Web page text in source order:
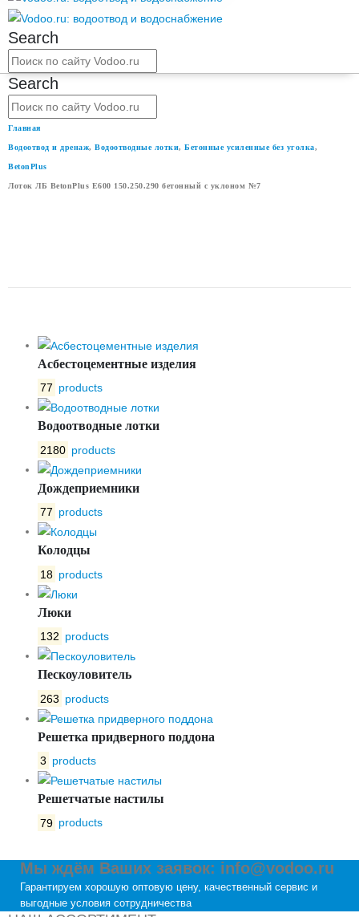
Search
Search
Главная
Водоотвод и дренаж, Водоотводные лотки, Бетонные усиленные без уголка,
BetonPlus
Лоток ЛБ BetonPlus Е600 150.250.290 бетонный с уклоном №7
Асбестоцементные изделия
77 products
Водоотводные лотки
2180 products
Дождеприемники
77 products
Колодцы
18 products
Люки
132 products
Пескоуловитель
263 products
Решетка придверного поддона
3 products
Решетчатые настилы
79 products
Мы ждём Ваших заявок: info@vodoo.ru
Гарантируем хорошую оптовую цену, качественный сервис и
выгодные условия сотрудничества